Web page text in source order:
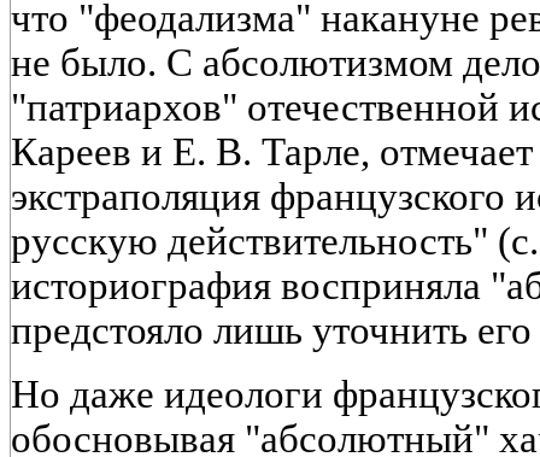
что "феодализма" накануне
не было. С абсолютизмом
"патриархов" отечественной
Кареев и Е. В. Тарле,
экстраполяция французского
русскую действительность"
историография восприняла
предстояло лишь уточнить
Но даже идеологи
обосновывая "абсолютный"